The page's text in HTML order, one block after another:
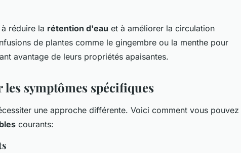
réduire la rétention d'eau et à améliorer la circulation
de plantes comme le gingembre ou la menthe pour
avantage de leurs propriétés apaisantes.
symptômes spécifiques
une approche différente. Voici comment vous pouvez
courants: